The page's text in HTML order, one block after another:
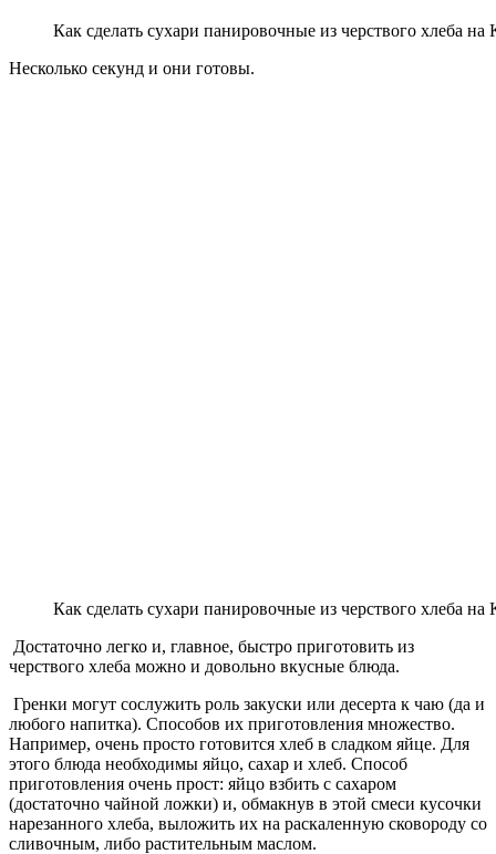
Как сделать сухари панировочные из черствого хлеба на
Несколько секунд и они готовы.
Как сделать сухари панировочные из черствого хлеба на
Достаточно легко и, главное, быстро приготовить из
черствого хлеба можно и довольно вкусные блюда.
Гренки могут сослужить роль закуски или десерта к чаю (да и
любого напитка). Способов их приготовления множество.
Например, очень просто готовится хлеб в сладком яйце. Для
этого блюда необходимы яйцо, сахар и хлеб. Способ
приготовления очень прост: яйцо взбить с сахаром
(достаточно чайной ложки) и, обмакнув в этой смеси кусочки
нарезанного хлеба, выложить их на раскаленную сковороду со
сливочным, либо растительным маслом.